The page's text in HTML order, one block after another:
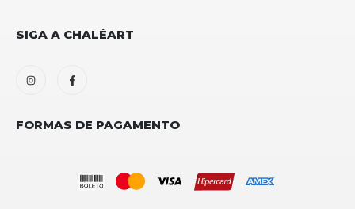
SIGA A CHALÉART
FORMAS DE PAGAMENTO